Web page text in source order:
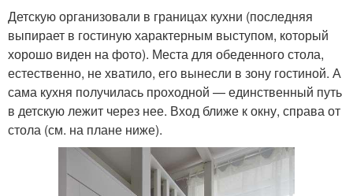
Детскую организовали в границах кухни (последняя
выпирает в гостиную характерным выступом, который
хорошо виден на фото). Места для обеденного стола,
естественно, не хватило, его вынесли в зону гостиной. А
сама кухня получилась проходной — единственный путь
в детскую лежит через нее. Вход ближе к окну, справа от
стола (см. на плане ниже).